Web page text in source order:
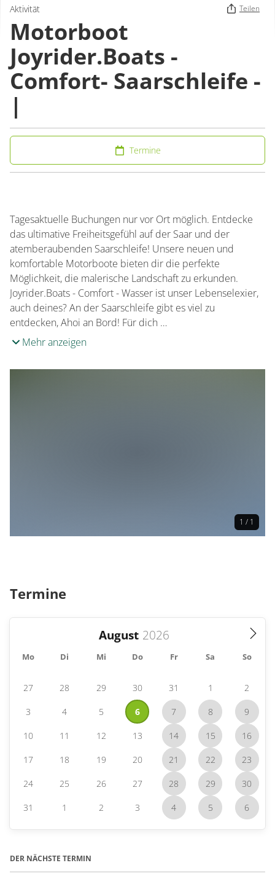
Aktivität Teilen
Motorboot
Joyrider.Boats -
Comfort- Saarschleife -
|
Termine
Tagesaktuelle Buchungen nur vor Ort möglich. Entdecke
das ultimative Freiheitsgefühl auf der Saar und der
atemberaubenden Saarschleife! Unsere neuen und
komfortable Motorboote bieten dir die perfekte
Möglichkeit, die malerische Landschaft zu erkunden.
Joyrider.Boats - Comfort - Wasser ist unser Lebenselexier,
auch deines? An der Saarschleife gibt es viel zu
entdecken, Ahoi an Bord! Für dich …
Mehr anzeigen
1 / 1
Termine
August
Mo Di Mi Do Fr Sa So
27 28 29 30 31 1 2
3 4 5 6 7 8 9
10 11 12 13 14 15 16
17 18 19 20 21 22 23
24 25 26 27 28 29 30
31 1 2 3 4 5 6
DER NÄCHSTE TERMIN